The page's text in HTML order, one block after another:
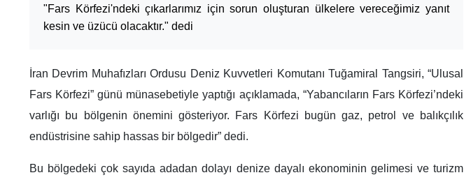
"Fars Körfezi'ndeki çıkarlarımız için sorun oluşturan ülkelere vereceğimiz yanıt
kesin ve üzücü olacaktır." dedi
İran Devrim Muhafızları Ordusu Deniz Kuvvetleri Komutanı Tuğamiral Tangsiri, “Ulusal
Fars Körfezi” günü münasebetiyle yaptığı açıklamada, “Yabancıların Fars Körfezi’ndeki
varlığı bu bölgenin önemini gösteriyor. Fars Körfezi bugün gaz, petrol ve balıkçılık
endüstrisine sahip hassas bir bölgedir” dedi.
Bu bölgedeki çok sayıda adadan dolayı denize dayalı ekonominin gelimesi ve turizm